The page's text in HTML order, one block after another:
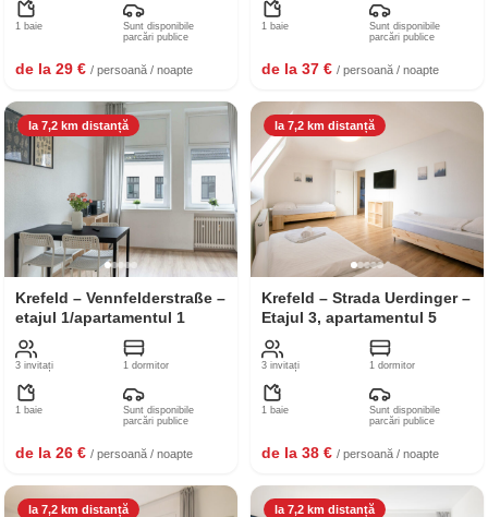
1 baie
Sunt disponibile
parcări publice
de la 29 € / persoană / noapte
1 baie
Sunt disponibile
parcări publice
de la 37 € / persoană / noapte
la 7,2 km distanță
Krefeld – Vennfelderstraße –
etajul 1/apartamentul 1
3 invitați 1 dormitor
1 baie
Sunt disponibile
parcări publice
de la 26 € / persoană / noapte
la 7,2 km distanță
Krefeld – Strada Uerdinger –
Etajul 3, apartamentul 5
3 invitați 1 dormitor
1 baie
Sunt disponibile
parcări publice
de la 38 € / persoană / noapte
la 7,2 km distanță la 7,2 km distanță